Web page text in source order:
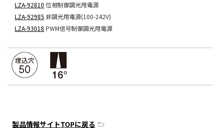
LZA-92810 位相制御調光用電源
LZA-92985 非調光用電源(100-242V)
LZA-93018 PWM信号制御調光用電源
製品情報サイトTOPに戻る